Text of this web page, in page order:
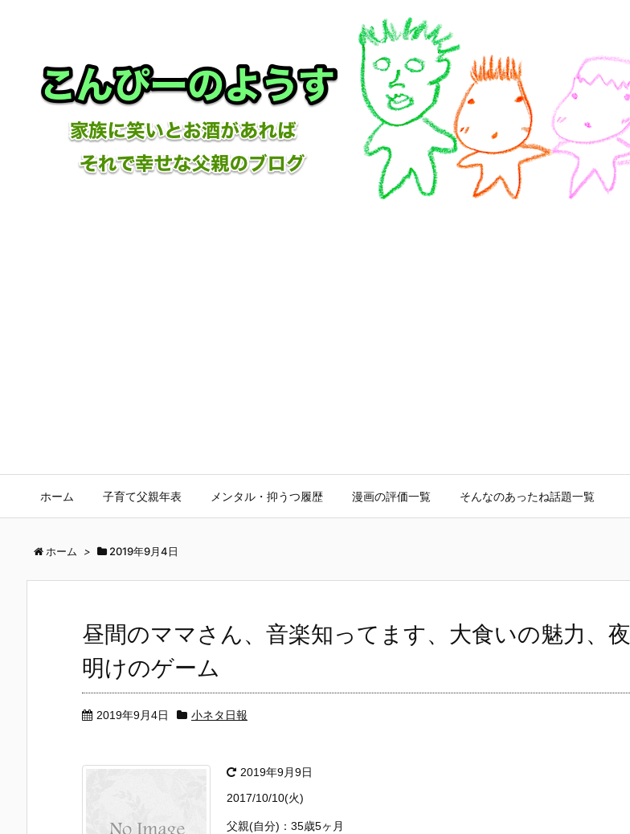
ホーム 子育て父親年表 メンタル・抑うつ履歴 漫画の評価一覧 そんなのあったね話題一覧
ホーム > 2019年9月4日
昼間のママさん、音楽知ってます、大食いの魅力、夜
明けのゲーム
2019年9月4日 小ネタ日報
2019年9月9日
2017/10/10(火)
父親(自分)：35歳5ヶ月